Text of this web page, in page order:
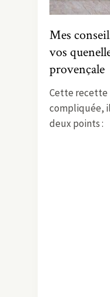
Mes
vos
provençale
Cette recette
compliquée,
deux points :